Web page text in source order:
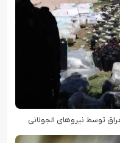
توسط نیروهای الجولانی